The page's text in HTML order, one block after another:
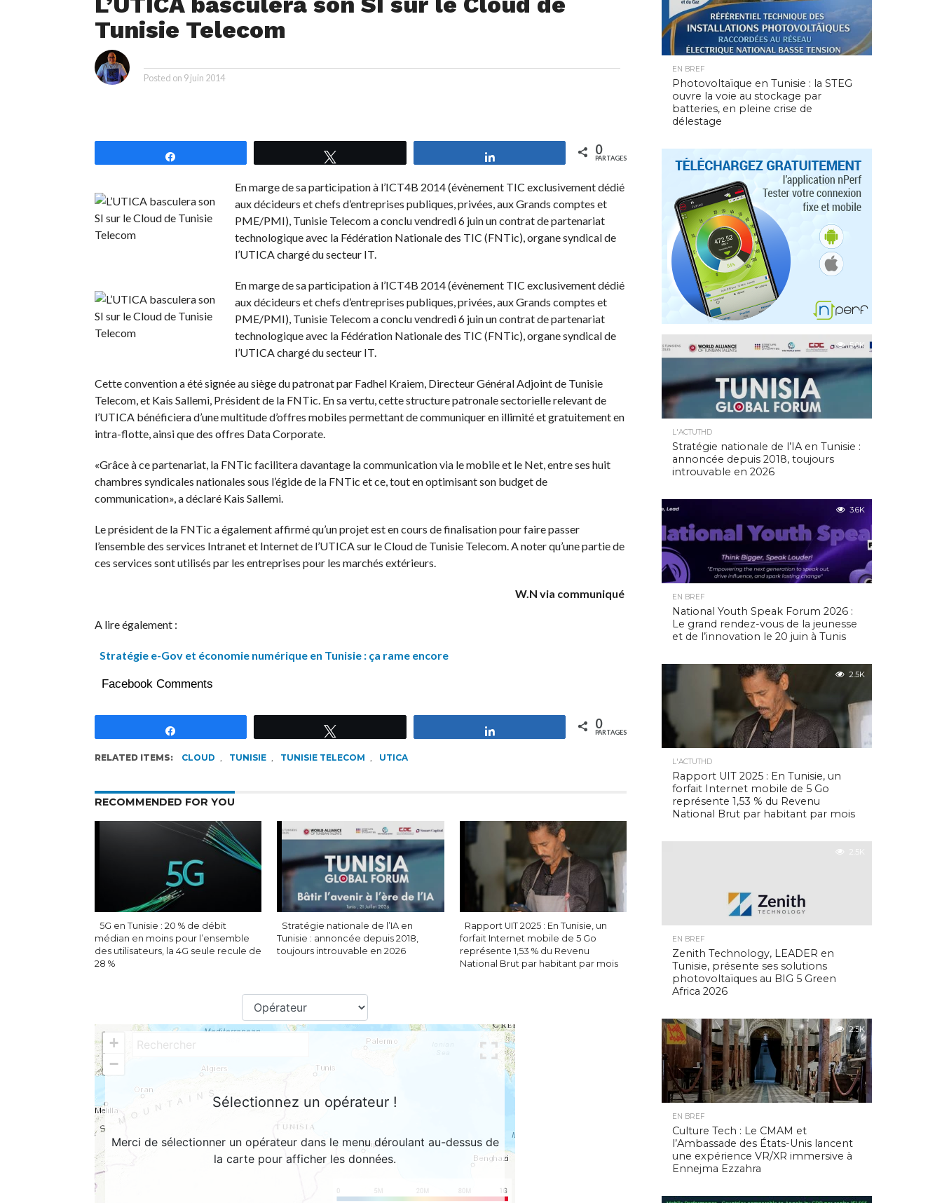
Tunisie Telecom
Posted on 9 juin 2014
0
PARTAGES
En marge de sa participation à l’ICT4B 2014 (évènement TIC exclusivement dédié
aux décideurs et chefs d’entreprises publiques, privées, aux Grands comptes et
PME/PMI), Tunisie Telecom a conclu vendredi 6 juin un contrat de partenariat
technologique avec la Fédération Nationale des TIC (FNTic), organe syndical de
l’UTICA chargé du secteur IT.
En marge de sa participation à l’ICT4B 2014 (évènement TIC exclusivement dédié
aux décideurs et chefs d’entreprises publiques, privées, aux Grands comptes et
PME/PMI), Tunisie Telecom a conclu vendredi 6 juin un contrat de partenariat
technologique avec la Fédération Nationale des TIC (FNTic), organe syndical de
l’UTICA chargé du secteur IT.
Cette convention a été signée au siège du patronat par Fadhel Kraiem, Directeur Général Adjoint de Tunisie
Telecom, et Kais Sallemi, Président de la FNTic. En sa vertu,cette structure patronale sectorielle relevant de
l’UTICA bénéficiera d’une multitude d’offres mobiles permettant de communiquer en illimité et gratuitement en
intra-flotte, ainsi que des offres Data Corporate.
«Grâce à ce partenariat, la FNTic facilitera davantage la communication via le mobile et le Net, entre ses huit
chambres syndicales nationales sous l’égide de la FNTic et ce, tout en optimisant son budget de
communication», a déclaré Kais Sallemi.
Le président de la FNTic a également affirmé qu’un projet est en cours de finalisation pour faire passer
l’ensemble des services Intranet et Internet de l’UTICA sur le Cloud de Tunisie Telecom. A noter qu’une partie de
ces services sont utilisés par les entreprises pour les marchés extérieurs.
W.N via communiqué
A lire également :
Stratégie e-Gov et économie numérique en Tunisie : ça rame encore
Facebook Comments
0
PARTAGES
RELATED ITEMS: CLOUD , TUNISIE , TUNISIE TELECOM , UTICA
RECOMMENDED FOR YOU
5G en Tunisie : 20 % de débit
médian en moins pour l’ensemble
des utilisateurs, la 4G seule recule de
28 %
Stratégie nationale de l’IA en
Tunisie : annoncée depuis 2018,
toujours introuvable en 2026
Rapport UIT 2025 : En Tunisie, un
forfait Internet mobile de 5 Go
représente 1,53 % du Revenu
National Brut par habitant par mois
EN BREF
Photovoltaïque en Tunisie : la STEG
ouvre la voie au stockage par
batteries, en pleine crise de
délestage
5.0K
L'ACTUTHD
Stratégie nationale de l’IA en Tunisie :
annoncée depuis 2018, toujours
introuvable en 2026
3.6K
EN BREF
National Youth Speak Forum 2026 :
Le grand rendez-vous de la jeunesse
et de l’innovation le 20 juin à Tunis
2.5K
L'ACTUTHD
Rapport UIT 2025 : En Tunisie, un
forfait Internet mobile de 5 Go
représente 1,53 % du Revenu
National Brut par habitant par mois
2.5K
EN BREF
Zenith Technology, LEADER en
Tunisie, présente ses solutions
photovoltaïques au BIG 5 Green
Africa 2026
2.5K
EN BREF
Culture Tech : Le CMAM et
l’Ambassade des États-Unis lancent
une expérience VR/XR immersive à
Ennejma Ezzahra